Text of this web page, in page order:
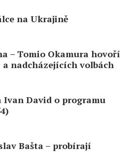
na Ukrajině
– Tomio Okamura hovoří
nadcházejících volbách
Ivan David o programu
Bašta – probírají